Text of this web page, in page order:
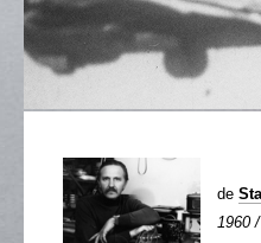
de
1960